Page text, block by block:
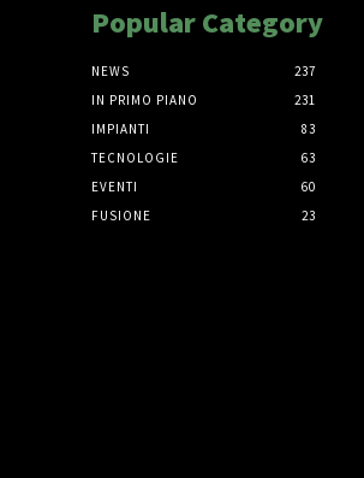
Popular Category
NEWS
237
IN PRIMO PIANO
231
IMPIANTI
83
TECNOLOGIE
63
EVENTI
60
FUSIONE
23